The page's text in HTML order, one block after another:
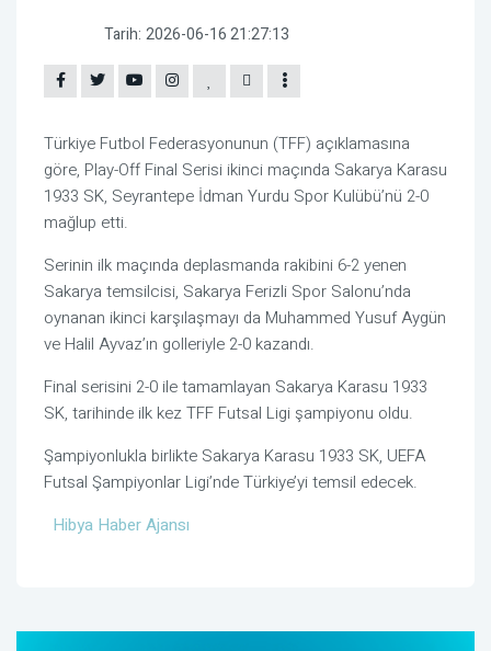
Tarih: 2026-06-16 21:27:13
Türkiye Futbol Federasyonunun (TFF) açıklamasına
göre, Play-Off Final Serisi ikinci maçında Sakarya Karasu
1933 SK, Seyrantepe İdman Yurdu Spor Kulübü’nü 2-0
mağlup etti.
Serinin ilk maçında deplasmanda rakibini 6-2 yenen
Sakarya temsilcisi, Sakarya Ferizli Spor Salonu’nda
oynanan ikinci karşılaşmayı da Muhammed Yusuf Aygün
ve Halil Ayvaz’ın golleriyle 2-0 kazandı.
Final serisini 2-0 ile tamamlayan Sakarya Karasu 1933
SK, tarihinde ilk kez TFF Futsal Ligi şampiyonu oldu.
Şampiyonlukla birlikte Sakarya Karasu 1933 SK, UEFA
Futsal Şampiyonlar Ligi’nde Türkiye’yi temsil edecek.
Hibya Haber Ajansı